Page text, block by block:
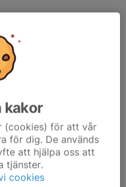
veckan! Dvs ingen
tränar Mån/Ons/Fre/Sön
över 600 rankingpoäng)
kakor
(cookies) för att vår
för dig. De används
att hjälpa oss att
tjänster.
cookies